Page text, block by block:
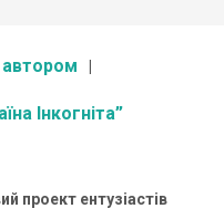
Інкогніта”
проект ентузіастів